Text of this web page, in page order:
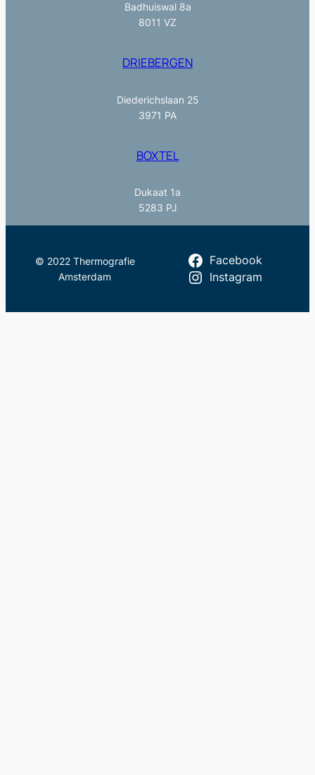
Badhuiswal 8a
8011 VZ
DRIEBERGEN
Diederichslaan 25
3971 PA
BOXTEL
Dukaat 1a
5283 PJ
© 2022 Thermografie
Amsterdam
Facebook
Instagram